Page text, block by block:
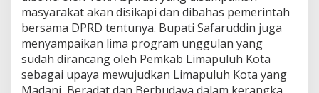
l
a
n
S
e
b
e
masyarakat akan disikapi dan dibahas pemerintah
bersama DPRD tentunya. Bupati Safaruddin juga
menyampaikan lima program unggulan yang
sudah dirancang oleh Pemkab Limapuluh Kota
sebagai upaya mewujudkan Limapuluh Kota yang